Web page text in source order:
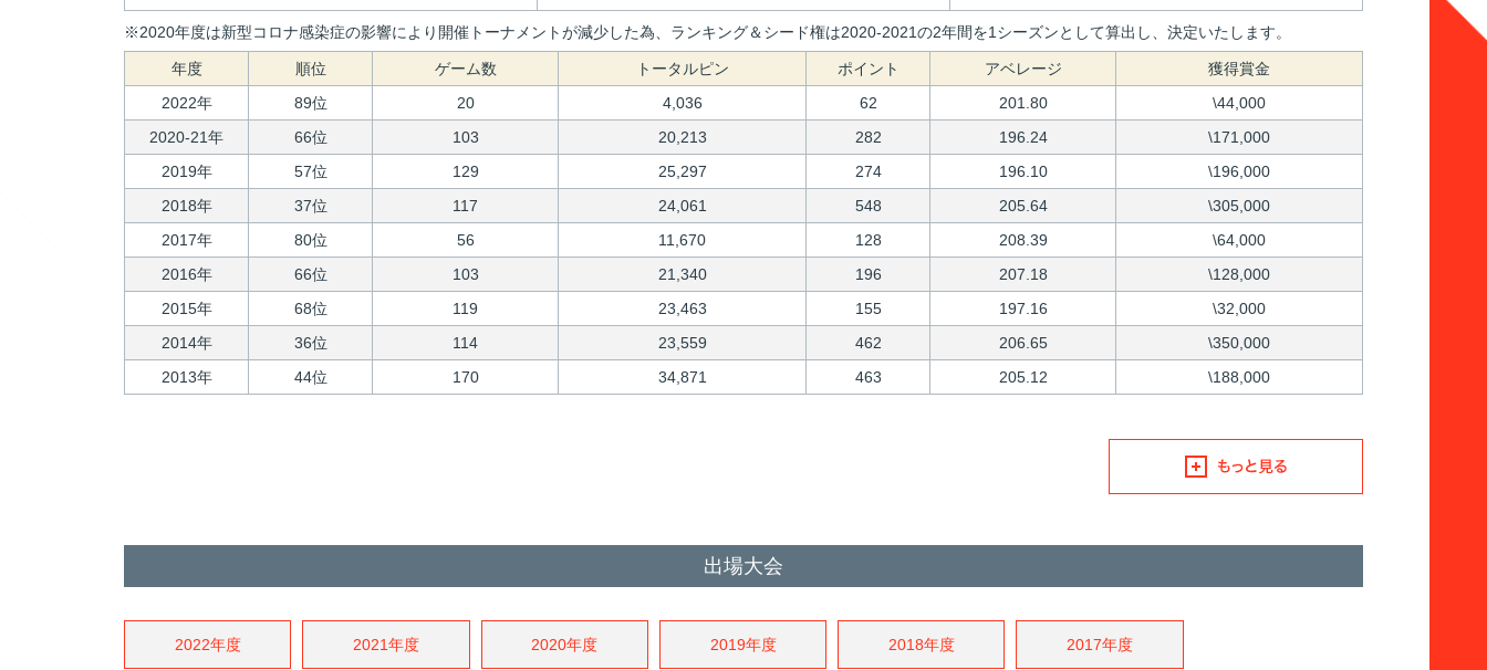
※2020年度は新型コロナ感染症の影響により開催トーナメントが減少した為、ランキング＆シード権は2020-2021の2年間を1シーズンとして算出し、決定いたします。
年度 順位 ゲーム数 トータルピン ポイント アベレージ
獲得賞金
2022年
89位 20 4,036 62 201.80
\44,000
2020-21年
66位 103 20,213 282 196.24
\171,000
2019年
57位 129 25,297 274 196.10
\196,000
2018年
37位 117 24,061 548 205.64
\305,000
2017年
80位 56 11,670 128 208.39
\64,000
2016年
66位 103 21,340 196 207.18
\128,000
2015年
68位 119 23,463 155 197.16
\32,000
2014年
36位 114 23,559 462 206.65
\350,000
2013年
44位 170 34,871 463 205.12 \188,000
出場大会
2022年度 2021年度 2020年度 2019年度 2018年度 2017年度